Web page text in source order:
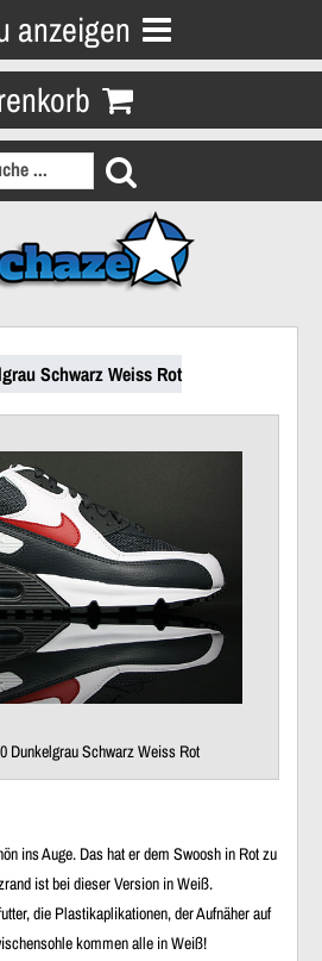
anzeigen
Schwarz Weiss Rot
Dunkelgrau Schwarz Weiss Rot
ins Auge. Das hat er dem Swoosh in Rot zu
ist bei dieser Version in Weiß.
die Plastikaplikationen, der Aufnäher auf
kommen alle in Weiß!